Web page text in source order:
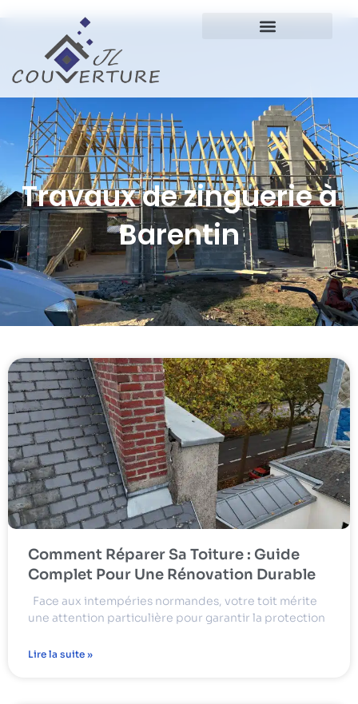
Travaux de zinguerie à
Barentin
Comment Réparer Sa Toiture : Guide
Complet Pour Une Rénovation Durable
Face aux intempéries normandes, votre toit mérite
une attention particulière pour garantir la protection
Lire la suite »